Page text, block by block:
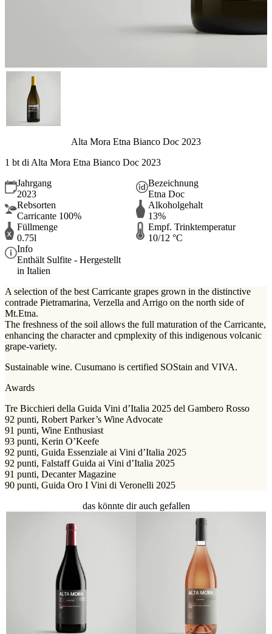
Alta Mora Etna Bianco Doc 2023
1 bt di Alta Mora Etna Bianco Doc 2023
Jahrgang
2023
Bezeichnung
Etna Doc
Rebsorten
Carricante 100%
Alkoholgehalt
13%
Füllmenge
0.75l
Empf. Trinktemperatur
10/12 °C
Info
Enthält Sulfite - Hergestellt
in Italien
A selection of the best Carricante grapes grown in the distinctive
contrade Pietramarina, Verzella and Arrigo on the north side of
Mt.Etna.
The freshness of the soil allows the full maturation of the Carricante,
enhancing the character and cpmplexity of this indigenous volcanic
grape-variety.
Sustainable wine. Cusumano is certified SOStain and VIVA.
Awards
Tre Bicchieri della Guida Vini d’Italia 2025 del Gambero Rosso
92 punti, Robert Parker’s Wine Advocate
91 punti, Wine Enthusiast
93 punti, Kerin O’Keefe
92 punti, Guida Essenziale ai Vini d’Italia 2025
92 punti, Falstaff Guida ai Vini d’Italia 2025
91 punti, Decanter Magazine
90 punti, Guida Oro I Vini di Veronelli 2025
das könnte dir auch gefallen